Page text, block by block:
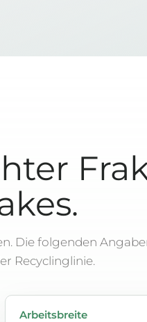
Die folgenden
Recyclinglinie.
Technische Eckdaten für
Arbeitsbreite